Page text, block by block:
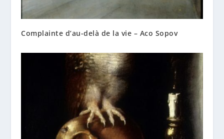
Complainte d’au-delà de la vie – Aco Sopov